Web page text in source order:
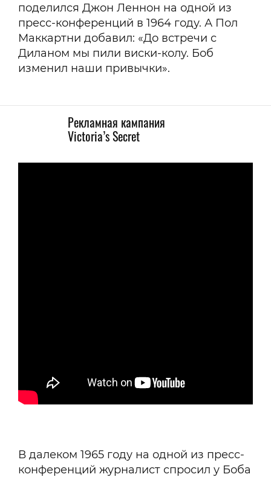
поделился Джон Леннон на одной из
пресс-конференций в 1964 году. А Пол
Маккартни добавил: «До встречи с
Диланом мы пили виски-колу. Боб
изменил наши привычки».
Рекламная кампания
Victoria’s Secret
В далеком 1965 году на одной из пресс-
конференций журналист спросил у Боба